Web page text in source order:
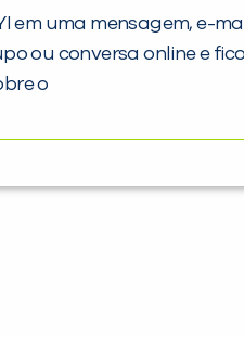
em uma mensagem, e-
ou conversa online e
o